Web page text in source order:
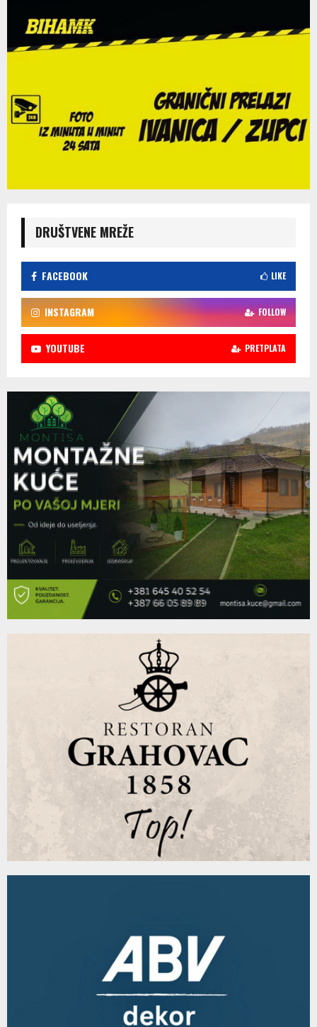
DRUŠTVENE MREŽE
FACEBOOK LIKE
INSTAGRAM FOLLOW
YOUTUBE PRETPLATA